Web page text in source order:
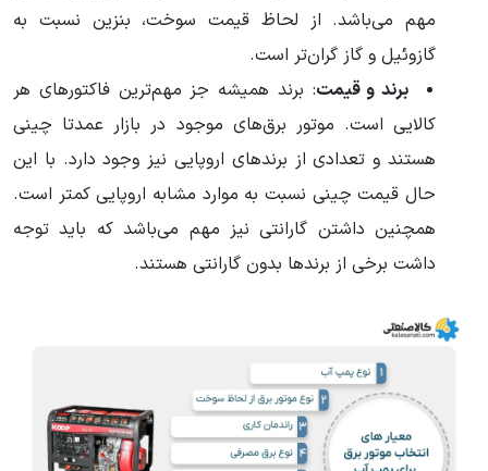
مهم می‌باشد. از لحاظ قیمت سوخت، بنزین نسبت به
گازوئیل و گاز گران‌تر است.
برند و قیمت: برند همیشه جز مهم‌ترین فاکتورهای هر
کالایی است. موتور برق‌های موجود در بازار عمدتا چینی
هستند و تعدادی از برندهای اروپایی نیز وجود دارد. با این
حال قیمت چینی نسبت به موارد مشابه اروپایی کمتر است.
همچنین داشتن گارانتی نیز مهم می‌باشد که باید توجه
داشت برخی از برندها بدون گارانتی هستند.